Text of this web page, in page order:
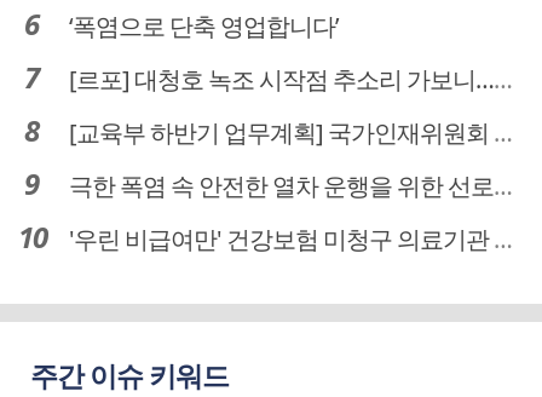
‘폭염으로 단축 영업합니다’
[르포] 대청호 녹조 시작점 추소리 가보니…걷어내도 짙은 초록빛
[교육부 하반기 업무계획] 국가인재위원회 신설… 거점국립대 3곳 성장엔진·AI 분야 패키지 지원
극한 폭염 속 안전한 열차 운행을 위한 선로관리
'우린 비급여만' 건강보험 미청구 의료기관 대전 65곳 충남 31곳
주간 이슈 키워드